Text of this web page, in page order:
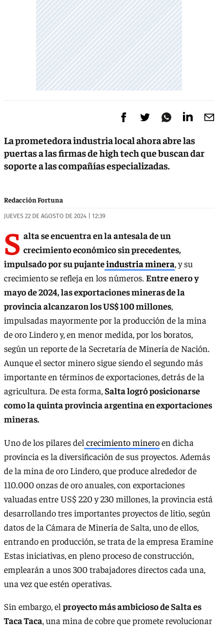
La prometedora industria local ahora abre las
puertas a las firmas de high tech que buscan dar
soporte a las compañías especializadas.
Redacción Fortuna
JUEVES 22 DE AGOSTO DE 2024 | 12:39
S alta se encuentra en la antesala de un
crecimiento económico sin precedentes,
impulsado por su pujanteindustria minera, y su
crecimiento se refleja en los números. Entre enero y
mayo de 2024, las exportaciones mineras de la
provincia alcanzaron los US$ 100 millones,
impulsadas mayormente por la producción de la mina
de oro Lindero y, en menor medida, por los boratos,
según un reporte de la Secretaría de Minería de Nación.
Aunque el sector minero sigue siendo el segundo más
importante en términos de exportaciones, detrás de la
agricultura. De esta forma,Salta logró posicionarse
como la quinta provincia argentina en exportaciones
mineras.
Uno de los pilares del crecimiento mineroen dicha
provincia es la diversificación de sus proyectos. Además
de la mina de oro Lindero, que produce alrededor de
110.000 onzas de oro anuales, con exportaciones
valuadas entre US$ 220 y 230 millones, la provincia está
desarrollando tres importantes proyectos de litio, según
datos de la Cámara de Minería de Salta, uno de ellos,
entrando en producción, se trata de la empresa Eramine
Estas iniciativas, en pleno proceso de construcción,
emplearán a unos 300 trabajadores directos cada una,
una vez que estén operativas.
Sin embargo, el proyecto más ambicioso de Salta es
Taca Taca, una mina de cobre que promete revolucionar